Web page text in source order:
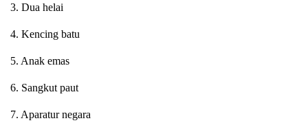
3. Dua helai
4. Kencing batu
5. Anak emas
6. Sangkut paut
7. Aparatur negara